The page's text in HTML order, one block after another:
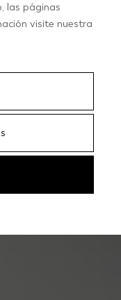
et
las páginas
visite nuestra